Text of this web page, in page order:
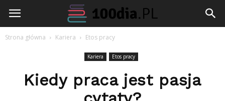
100dia.pl
Strona główna Kariera Etos pracy
Kariera Etos pracy
Kiedy praca jest pasja